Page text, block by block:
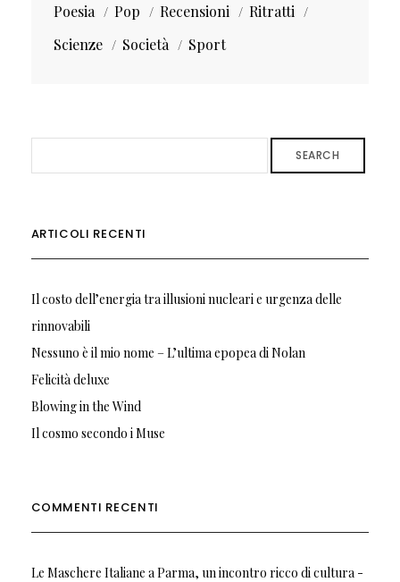
Poesia
Pop Recensioni
Ritratti
Scienze
Società Sport
SEARCH
ARTICOLI RECENTI
Il costo dell’energia tra illusioni nucleari e urgenza delle
rinnovabili
Nessuno è il mio nome – L’ultima epopea di Nolan
Felicità deluxe
Blowing in the Wind
Il cosmo secondo i Muse
COMMENTI RECENTI
Le Maschere Italiane a Parma, un incontro ricco di cultura -